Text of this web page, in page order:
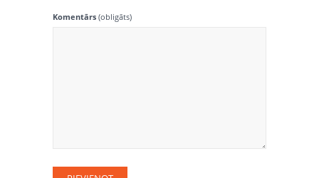
Komentārs (obligāts)